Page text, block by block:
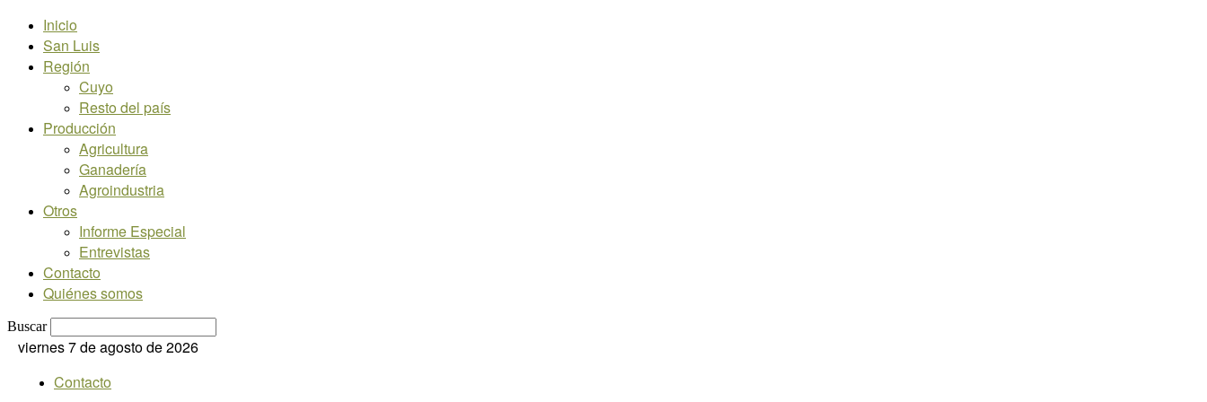
Inicio
San Luis
Región
Cuyo
Resto del país
Producción
Agricultura
Ganadería
Agroindustria
Otros
Informe Especial
Entrevistas
Contacto
Quiénes somos
Buscar
viernes 7 de agosto de 2026
Contacto